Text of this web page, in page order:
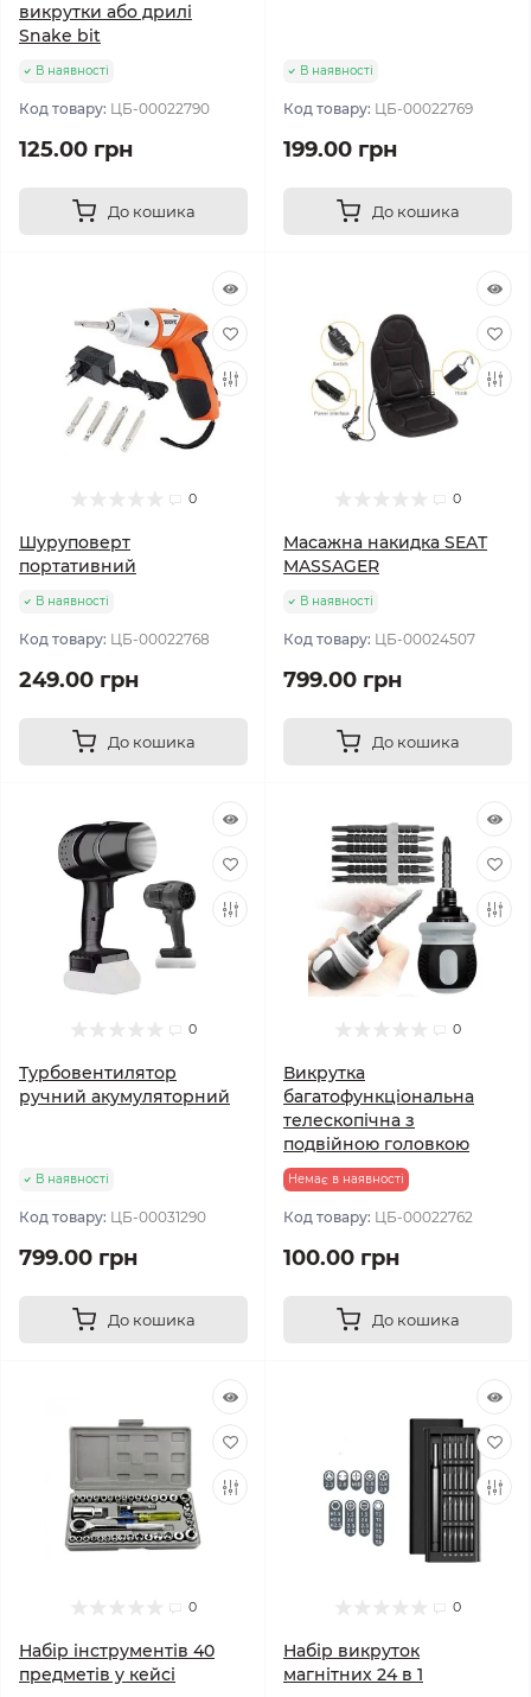
викрутки або дрилі
Snake bit
В наявності
Код товару: ЦБ-00022790
125.00 грн
До кошика
В наявності
Код товару: ЦБ-00022769
199.00 грн
До кошика
0
Шуруповерт
портативний
В наявності
Код товару: ЦБ-00022768
249.00 грн
До кошика
0
Масажна накидка SEAT
MASSAGER
В наявності
Код товару: ЦБ-00024507
799.00 грн
До кошика
0
Турбовентилятор
ручний акумуляторний
В наявності
Код товару: ЦБ-00031290
799.00 грн
До кошика
0
Викрутка
багатофункціональна
телескопічна з
подвійною головкою
Немає в наявності
Код товару: ЦБ-00022762
100.00 грн
До кошика
0
Набір інструментів 40
предметів у кейсі
0
Набір викруток
магнітних 24 в 1